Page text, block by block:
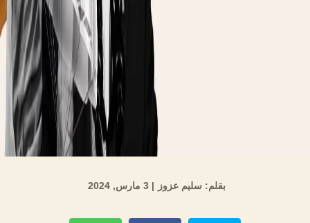
بقلم: سليم عزوز | 3 مارس, 2024